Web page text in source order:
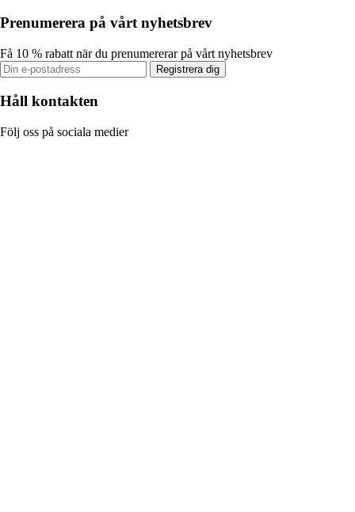
Prenumerera på vårt nyhetsbrev
Få 10 % rabatt när du prenumererar på vårt nyhetsbrev
Registrera dig
Håll kontakten
Följ oss på sociala medier